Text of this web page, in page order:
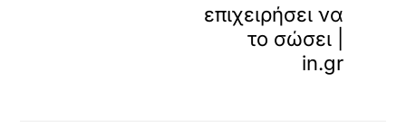
επιχειρήσει να
το σώσει |
in.gr